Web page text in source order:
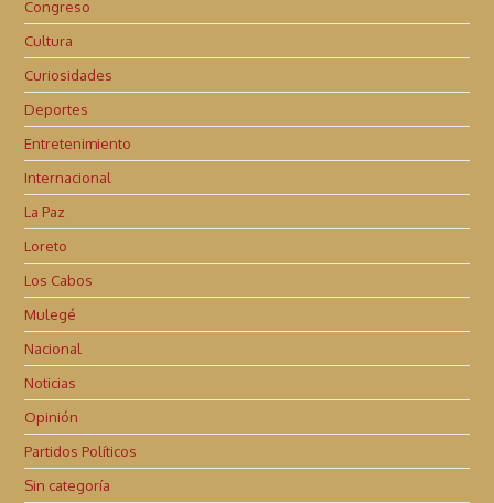
Congreso
Cultura
Curiosidades
Deportes
Entretenimiento
Internacional
La Paz
Loreto
Los Cabos
Mulegé
Nacional
Noticias
Opinión
Partidos Políticos
Sin categoría